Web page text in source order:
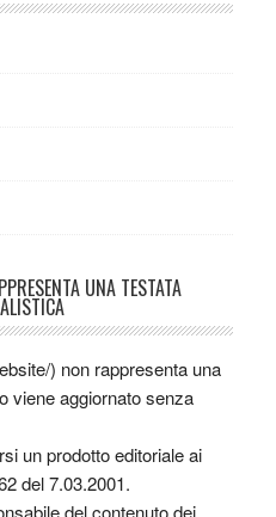
UNA TESTATA
) non rappresenta una
viene aggiornato senza
un prodotto editoriale ai
del 7.03.2001.
del contenuto dei